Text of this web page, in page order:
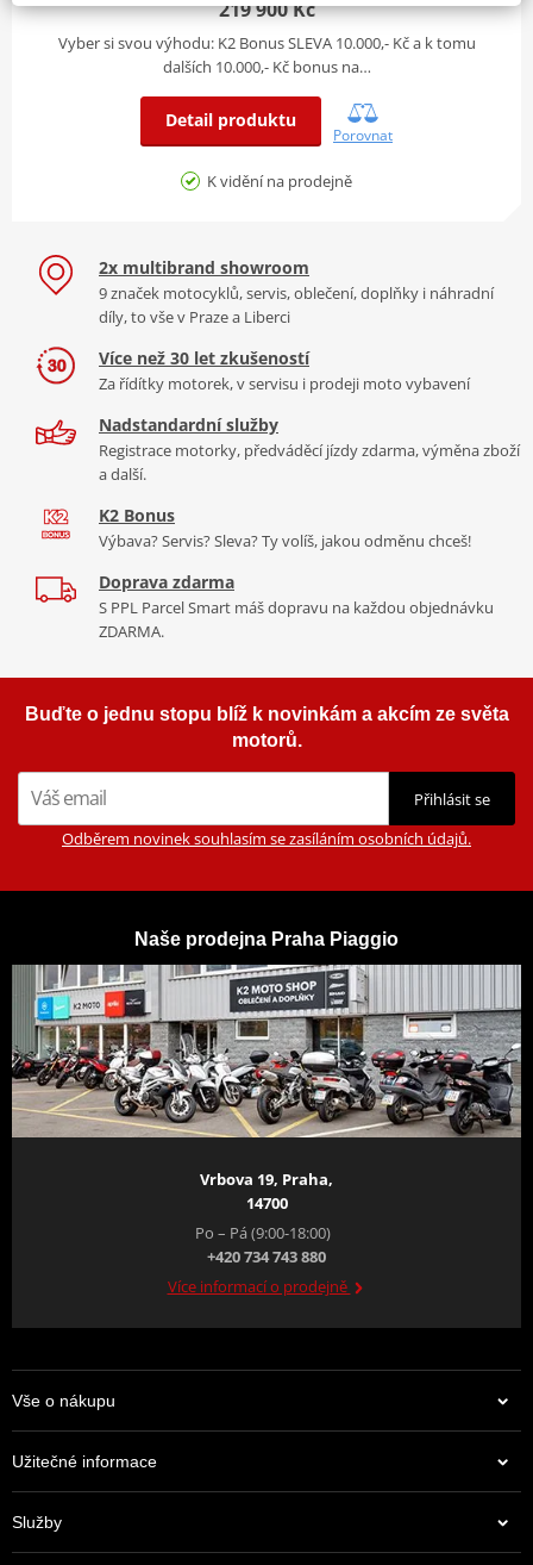
brzdy
protiběžnými pístky
Zadní
Nerezový kotouč Ø 260 mm, plovoucí brzdový
Rám a rozměry
Objem palivové nádrže
219 900 Kč
Vyber si svou výhodu: K2 Bonus SLEVA 10.000,- Kč a k tomu
dalších 10.000,- Kč bonus na…
Detail produktu
Porovnat
K vidění na prodejně
2x multibrand showroom
9 značek motocyklů, servis, oblečení, doplňky i náhradní
díly, to vše v Praze a Liberci
Více než 30 let zkušeností
Za řídítky motorek, v servisu i prodeji moto vybavení
Nadstandardní služby
Registrace motorky, předváděcí jízdy zdarma, výměna zboží
a další.
K2 Bonus
Výbava? Servis? Sleva? Ty volíš, jakou odměnu chceš!
Doprava zdarma
S PPL Parcel Smart máš dopravu na každou objednávku
ZDARMA.
Buďte o jednu stopu blíž k novinkám a akcím ze světa
motorů.
Přihlásit se
Odběrem novinek souhlasím se zasíláním osobních údajů.
Naše prodejna Praha Piaggio
Vrbova 19, Praha,
14700
Po – Pá (9:00-18:00)
+420 734 743 880
Více informací o prodejně
Vše o nákupu
Užitečné informace
Služby